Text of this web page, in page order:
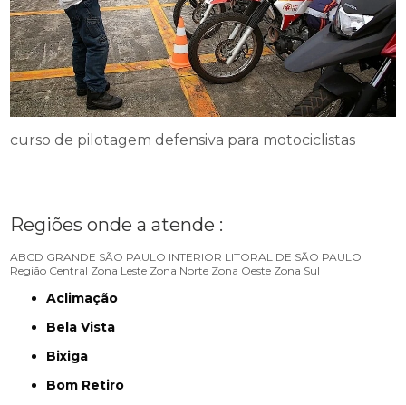
curso de pilotagem defensiva para motociclistas
Regiões onde a atende :
ABCD GRANDE SÃO PAULO INTERIOR LITORAL DE SÃO PAULO
Região Central Zona Leste Zona Norte Zona Oeste Zona Sul
Aclimação
Bela Vista
Bixiga
Bom Retiro